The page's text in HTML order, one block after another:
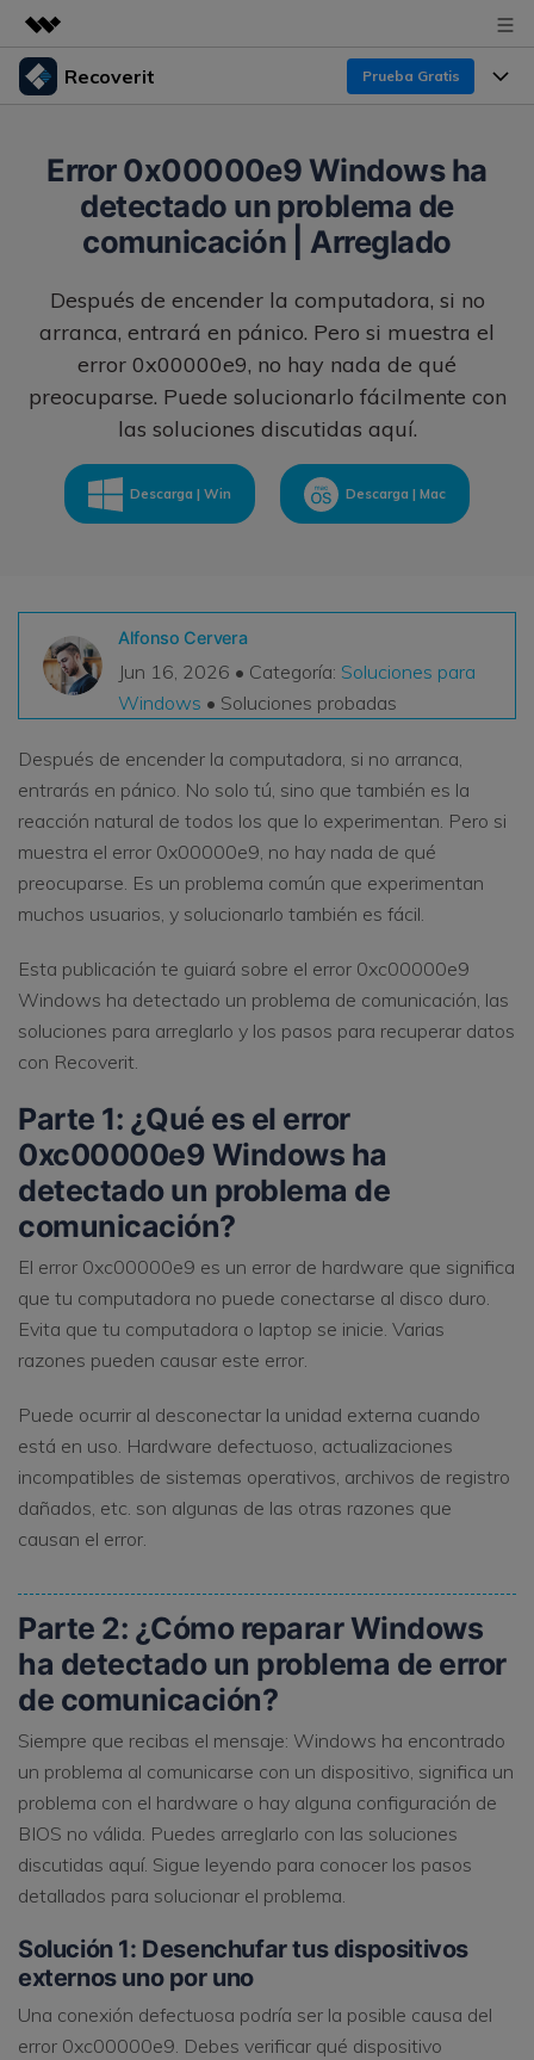
Productos destacados
Utilidades
Empresas
Resumen
Soluciones
Sala de prensa
Recoverit Prueba Gratis
Recoverit para Windows
Líder en recuperación para Windows
Pruébalo Gratis
Recoverit para Mac
Recupera datos ilimitados del sistema Mac
Pruébalo Gratis
Recoverit Gratis
Recupera datos perdidos/eliminados gratis
Pruébalo Gratis
Otros Productos
UBackit - Respaldar Datos
Funciones
Recuperar Medios Borrados
Soluciones de Recuperación Exclusivas Nuevo
Recuperar Documentos
Escenarios de Pérdida de Datos
Por qué Recoverit
Experto en Recuperación de Datos
Historias de Clientes
Temas Destacados
DESCARGAR Sign In
search
Error 0x00000e9 Windows ha
detectado un problema de
comunicación | Arreglado
Después de encender la computadora, si no
arranca, entrará en pánico. Pero si muestra el
error 0x00000e9, no hay nada de qué
preocuparse. Puede solucionarlo fácilmente con
las soluciones discutidas aquí.
Descarga | Win Descarga | Mac
Alfonso Cervera
Jun 16, 2026 • Categoría: Soluciones para
Windows • Soluciones probadas
Después de encender la computadora, si no arranca,
entrarás en pánico. No solo tú, sino que también es la
reacción natural de todos los que lo experimentan. Pero si
muestra el error 0x00000e9, no hay nada de qué
preocuparse. Es un problema común que experimentan
muchos usuarios, y solucionarlo también es fácil.
Esta publicación te guiará sobre el error 0xc00000e9
Windows ha detectado un problema de comunicación, las
soluciones para arreglarlo y los pasos para recuperar datos
con Recoverit.
Parte 1: ¿Qué es el error
0xc00000e9 Windows ha
detectado un problema de
comunicación?
El error 0xc00000e9 es un error de hardware que significa
que tu computadora no puede conectarse al disco duro.
Evita que tu computadora o laptop se inicie. Varias
razones pueden causar este error.
Puede ocurrir al desconectar la unidad externa cuando
está en uso. Hardware defectuoso, actualizaciones
incompatibles de sistemas operativos, archivos de registro
dañados, etc. son algunas de las otras razones que
causan el error.
Parte 2: ¿Cómo reparar Windows
ha detectado un problema de error
de comunicación?
Siempre que recibas el mensaje: Windows ha encontrado
un problema al comunicarse con un dispositivo, significa un
problema con el hardware o hay alguna configuración de
BIOS no válida. Puedes arreglarlo con las soluciones
discutidas aquí. Sigue leyendo para conocer los pasos
detallados para solucionar el problema.
Solución 1: Desenchufar tus dispositivos
externos uno por uno
Una conexión defectuosa podría ser la posible causa del
error 0xc00000e9. Debes verificar qué dispositivo